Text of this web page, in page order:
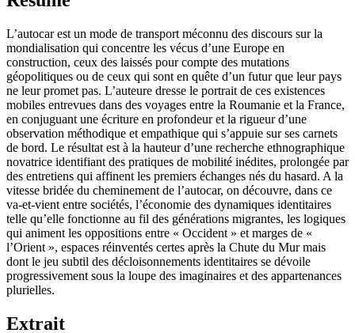
L’autocar est un mode de transport méconnu des discours sur la
mondialisation qui concentre les vécus d’une Europe en
construction, ceux des laissés pour compte des mutations
géopolitiques ou de ceux qui sont en quête d’un futur que leur pays
ne leur promet pas. L’auteure dresse le portrait de ces existences
mobiles entrevues dans des voyages entre la Roumanie et la France,
en conjuguant une écriture en profondeur et la rigueur d’une
observation méthodique et empathique qui s’appuie sur ses carnets
de bord. Le résultat est à la hauteur d’une recherche ethnographique
novatrice identifiant des pratiques de mobilité inédites, prolongée par
des entretiens qui affinent les premiers échanges nés du hasard. A la
vitesse bridée du cheminement de l’autocar, on découvre, dans ce
va-et-vient entre sociétés, l’économie des dynamiques identitaires
telle qu’elle fonctionne au fil des générations migrantes, les logiques
qui animent les oppositions entre « Occident » et marges de «
l’Orient », espaces réinventés certes après la Chute du Mur mais
dont le jeu subtil des décloisonnements identitaires se dévoile
progressivement sous la loupe des imaginaires et des appartenances